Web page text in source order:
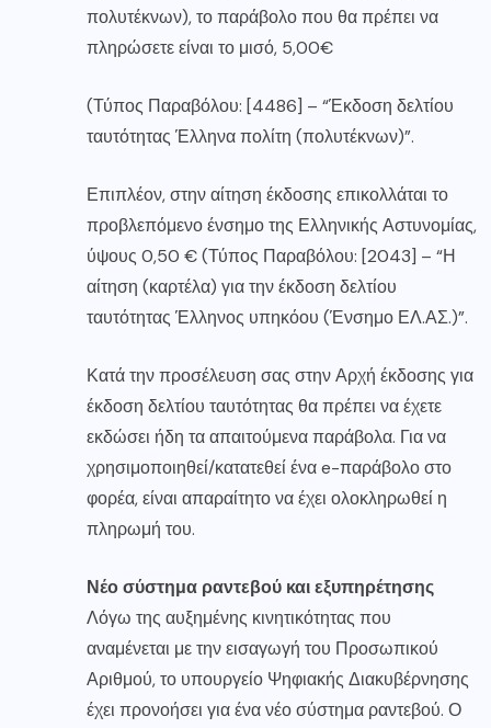
πολυτέκνων), το παράβολο που θα πρέπει να
πληρώσετε είναι το μισό, 5,00€
(Τύπος Παραβόλου: [4486] – “Έκδοση δελτίου
ταυτότητας Έλληνα πολίτη (πολυτέκνων)”.
Επιπλέον, στην αίτηση έκδοσης επικολλάται το
προβλεπόμενο ένσημο της Ελληνικής Αστυνομίας,
ύψους 0,50 € (Τύπος Παραβόλου: [2043] – “Η
αίτηση (καρτέλα) για την έκδοση δελτίου
ταυτότητας Έλληνος υπηκόου (Ένσημο ΕΛ.ΑΣ.)”.
Κατά την προσέλευση σας στην Αρχή έκδοσης για
έκδοση δελτίου ταυτότητας θα πρέπει να έχετε
εκδώσει ήδη τα απαιτούμενα παράβολα. Για να
χρησιμοποιηθεί/κατατεθεί ένα e-παράβολο στο
φορέα, είναι απαραίτητο να έχει ολοκληρωθεί η
πληρωμή του.
Νέο σύστημα ραντεβού και εξυπηρέτησης
Λόγω της αυξημένης κινητικότητας που
αναμένεται με την εισαγωγή του Προσωπικού
Αριθμού, το υπουργείο Ψηφιακής Διακυβέρνησης
έχει προνοήσει για ένα νέο σύστημα ραντεβού. Ο